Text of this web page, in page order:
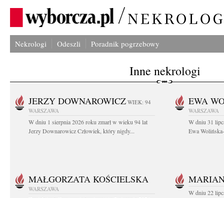
Nekrologi Odeszli Poradnik pogrzebowy
Inne nekrologi
JERZY DOWNAROWICZ WIEK: 94
WARSZAWA
W dniu 1 sierpnia 2026 roku zmarł w wieku 94 lat
Jerzy Downarowicz Człowiek, który nigdy...
EWA
WARSZAWA
W dniu 31
Ewa
MAŁGORZATA KOŚCIELSKA
WARSZAWA
W dniu 22